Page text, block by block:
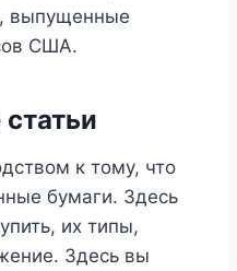
выпущенные
США.
к тому, что
бумаги. Здесь
их типы,
Здесь вы